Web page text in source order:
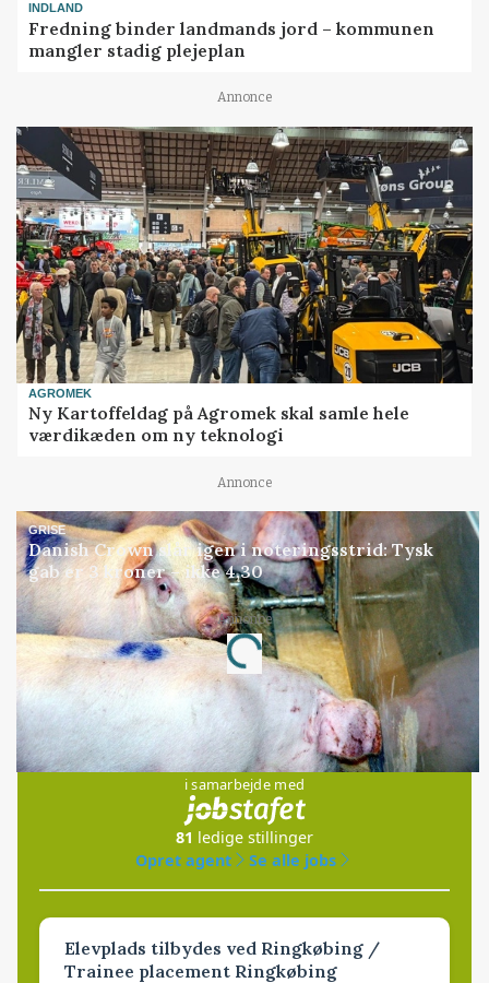
INDLAND
Fredning binder landmands jord – kommunen
mangler stadig plejeplan
Annonce
AGROMEK
Ny Kartoffeldag på Agromek skal samle hele
værdikæden om ny teknologi
Annonce
GRISE
Danish Crown slår igen i noteringsstrid: Tysk
gab er 3 kroner – ikke 4,30
Annonce
Loading...
Jobs
i samarbejde med
81 ledige stillinger
Opret agent
Se alle jobs
Elevplads tilbydes ved Ringkøbing /
Trainee placement Ringkøbing